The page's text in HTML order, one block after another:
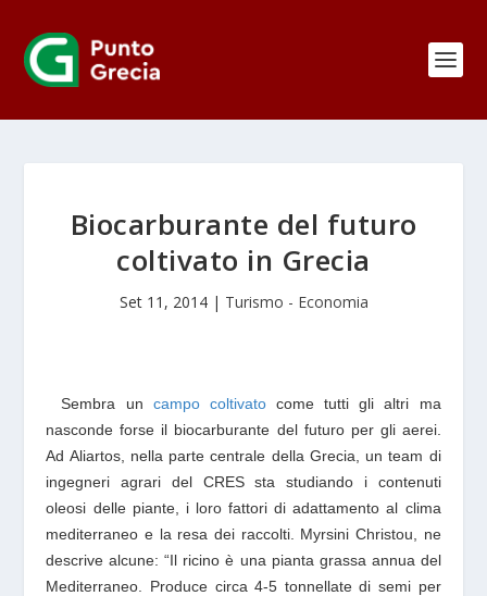
Biocarburante del futuro
coltivato in Grecia
Set 11, 2014| Turismo - Economia
Sembra un campo coltivato come tutti gli altri ma
nasconde forse il biocarburante del futuro per gli aerei.
Ad Aliartos, nella parte centrale della Grecia, un team di
ingegneri agrari del CRES sta studiando i contenuti
oleosi delle piante, i loro fattori di adattamento al clima
mediterraneo e la resa dei raccolti. Myrsini Christou, ne
descrive alcune: “Il ricino è una pianta grassa annua del
Mediterraneo. Produce circa 4-5 tonnellate di semi per